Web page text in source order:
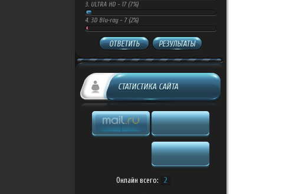
3. ULTRA HD - 17 (7%)
4. 3D Blu-ray - 7 (2%)
ОТВЕТИТЬ РЕЗУЛЬТАТЫ
СТАТИСТИКА САЙТА
Онлайн всего: 2